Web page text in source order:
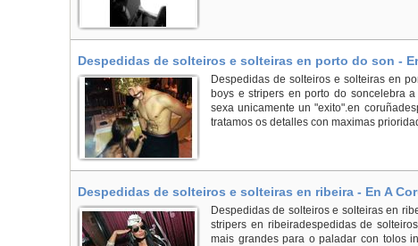
Despedidas de solteiros e solteiras en porto do son -
Despedidas de solteiros e solteiras en
boys e stripers en porto do soncelebra
sexa unicamente un "exito".en
tratamos os detalles con maximas
Despedidas de solteiros e solteiras en ribeira - En A
Despedidas de solteiros e solteiras en
stripers en ribeiradespedidas de
mais grandes para o paladar con tolos